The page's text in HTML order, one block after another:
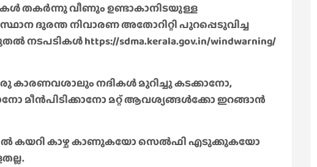
തകർന്നു വീണും ഉണ്ടാകാനിടയുള്ള
ദുരന്ത നിവാരണ അതോറിറ്റി പുറപ്പെടുവിച്ച
https://sdma.kerala.gov.in/windwarning/
കാരണവശാലും നദികൾ മുറിച്ചു കടക്കാനോ,
മീൻപിടിക്കാനോ മറ്റ് ആവശ്യങ്ങൾക്കോ ഇറങ്ങാൻ
കയറി കാഴ്ച കാണുകയോ സെൽഫി എടുക്കുകയോ